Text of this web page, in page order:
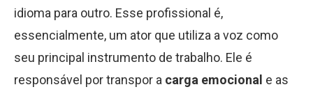
idioma para outro. Esse profissional é,
essencialmente, um ator que utiliza a voz como
seu principal instrumento de trabalho. Ele é
responsável por transpor a carga emocional e as